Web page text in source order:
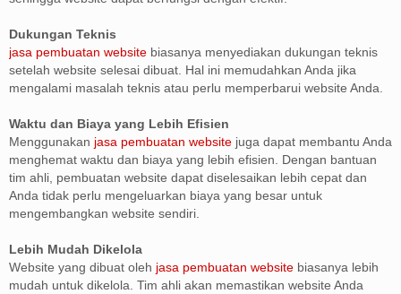
Dukungan Teknis
jasa pembuatan website biasanya menyediakan dukungan teknis
setelah website selesai dibuat. Hal ini memudahkan Anda jika
mengalami masalah teknis atau perlu memperbarui website Anda.
Waktu dan Biaya yang Lebih Efisien
Menggunakan jasa pembuatan website juga dapat membantu Anda
menghemat waktu dan biaya yang lebih efisien. Dengan bantuan
tim ahli, pembuatan website dapat diselesaikan lebih cepat dan
Anda tidak perlu mengeluarkan biaya yang besar untuk
mengembangkan website sendiri.
Lebih Mudah Dikelola
Website yang dibuat oleh jasa pembuatan website biasanya lebih
mudah untuk dikelola. Tim ahli akan memastikan website Anda